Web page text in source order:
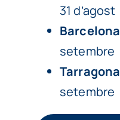
31 d’agost
Barcelona
setembre
Tarragona
setembre